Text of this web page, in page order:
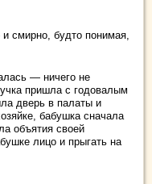
смирно, будто понимая,
— ничего не
пришла с годовалым
дверь в палаты и
бабушка сначала
объятия своей
лицо и прыгать на